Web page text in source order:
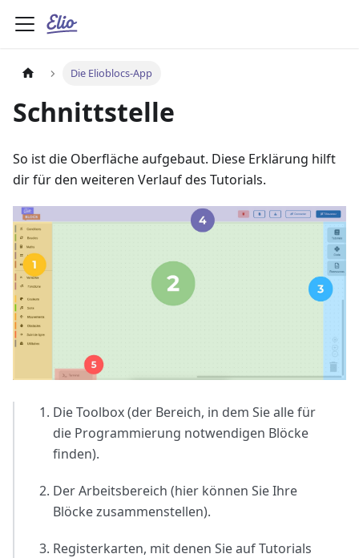
Die Elioblocs-App
Schnittstelle
So ist die Oberfläche aufgebaut. Diese Erklärung hilft
dir für den weiteren Verlauf des Tutorials.
Die Toolbox (der Bereich, in dem Sie alle für
die Programmierung notwendigen Blöcke
finden).
Der Arbeitsbereich (hier können Sie Ihre
Blöcke zusammenstellen).
Registerkarten, mit denen Sie auf Tutorials